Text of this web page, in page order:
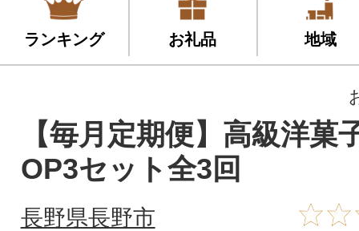
ランキング お礼品 地域
【毎月定期便】高級洋菓
OP3セット全3回
長野県長野市